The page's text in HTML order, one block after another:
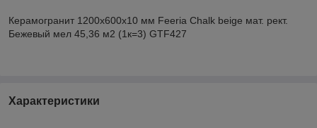
Керамогранит 1200х600х10 мм Feeria Chalk beige мат. рект.
Бежевый мел 45,36 м2 (1к=3) GTF427
Характеристики